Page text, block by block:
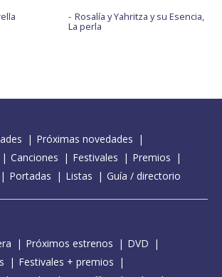
Rosalía y Yahritza y su Esencia,
La perla
Próximas novedades
Canciones Festivales
Premios
Portadas Listas Guía / directorio
Próximos estrenos
DVD
Festivales + premios